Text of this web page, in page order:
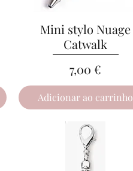
Visualização rápida
Mini stylo Nuage
Catwalk
Preço
7,00 €
Adicionar ao carrinho